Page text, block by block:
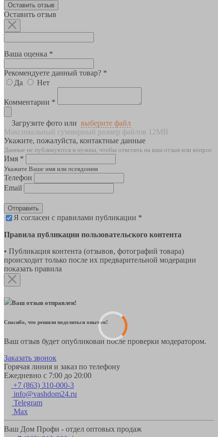
Оставить отзыв
Оставить отзыв
Ваша оценка *
Рекомендуете данный товар? *
Да
Нет
Комментарии *
Загрузите фото или выберите файл
Максимальный суммарный размер файлов 12MB
Укажите, пожалуйста, контактные данные
Данные не публикуются и нужны, чтобы ответить на ваш отзыв или вопрос
Имя *
Укажите Ваше имя или псевдоним
Телефон
Email
Отправить
Я согласен с правилами публикации *
Правила публикации пользовательского контента
• Публикация контента (отзывов, фотографий товара)
происходит только после их предварительной модерации
показать правила
Ваш отзыв отправлен!
Спасибо, что решили поделиться опытом!
Ваш отзыв будет опубликован после проверки модератором.
Заказать звонок
Горячая линия и заказ по телефону
Ежедневно с 7:00 до 20:00
+7 (863) 310-000-3
info@vashdom24.ru
Telegram
Max
Ваш Дом Профи - отдел оптовых продаж